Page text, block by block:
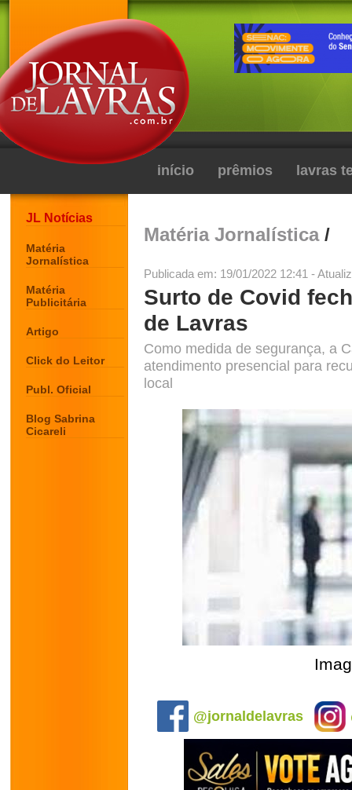
início prêmios lavras
JL Notícias
Matéria
Jornalística
Matéria
Publicitária
Artigo
Click do Leitor
Publ. Oficial
Blog Sabrina
Cicareli
Matéria Jornalística/
Publicada em: 19/01/2022 12:41 -
Surto de Covid
de Lavras
Como medida de segurança, a
atendimento presencial para
local
@jornaldelavras